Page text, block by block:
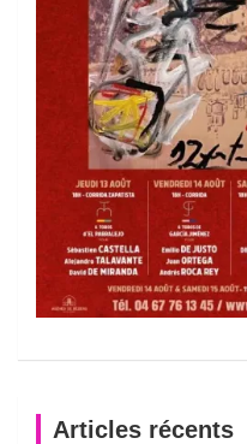
Articles récents